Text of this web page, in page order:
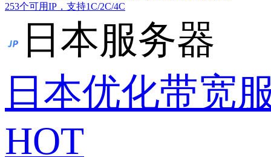
253个可用IP，支持1C/2C/4C
日本服务器
日本优化带宽
HOT